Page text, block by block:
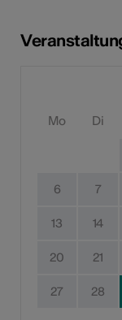
Mo Di
6 7
13 14
20 21
27 28